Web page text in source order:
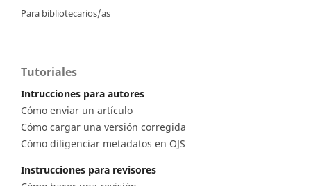
Para bibliotecarios/as
Tutoriales
Intrucciones para autores
Cómo enviar un artículo
Cómo cargar una versión corregida
Cómo diligenciar metadatos en OJS
Instrucciones para revisores